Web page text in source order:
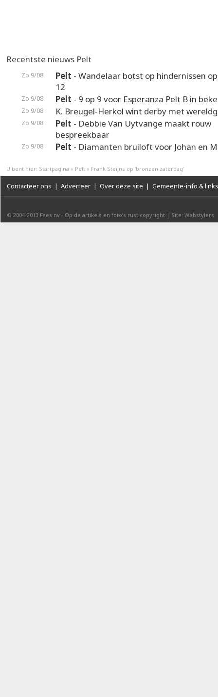
Recentste nieuws Pelt
Zo 9/08 Pelt - Wandelaar botst op hindernissen
12
Zo 9/08 Pelt - 9 op 9 voor Esperanza Pelt B in
Zo 9/08 K. Breugel-Herkol wint derby met
Zo 9/08 Pelt - Debbie Van Uytvange maakt rouw
bespreekbaar
Zo 9/08 Pelt - Diamanten bruiloft voor Johan en
U bent hier: Startpagina » Pelt » Frank Steijns op 'bronzen zaterdag'
Contacteer ons | Adverteer | Over deze site | Gemeente-info & links
© 2004-2013 Faes nv - Op de artikels en foto’s rust copyright | Site: Webstylers